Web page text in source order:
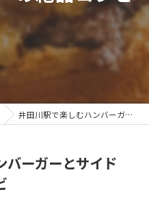
井田川駅で楽しむハンバーガーとサイドメニューの絶品コンビ
バーガーとサイド